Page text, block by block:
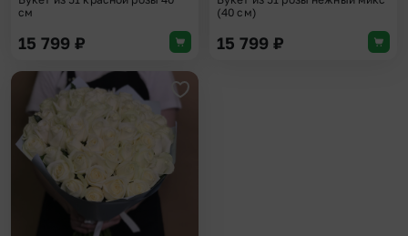
см
15 799 ₽
(40 см)
15 799 ₽
Добавить в избранное